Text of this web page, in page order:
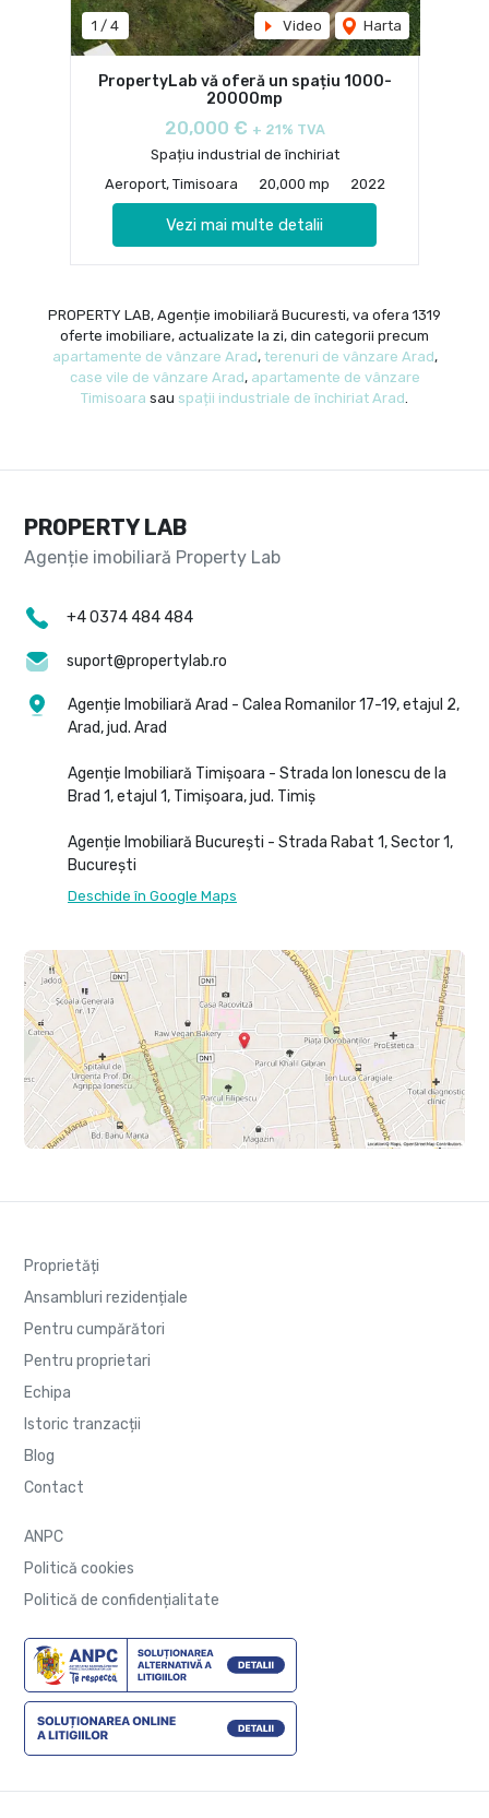
1 / 4 Video Harta
PropertyLab vă oferă un spațiu 1000-
20000mp
20,000 € + 21% TVA
Spațiu industrial de închiriat
Aeroport, Timisoara
20,000 mp 2022
Vezi mai multe detalii
PROPERTY LAB, Agenție imobiliară Bucuresti, va ofera 1319
oferte imobiliare, actualizate la zi, din categorii precum
apartamente de vânzare Arad, terenuri de vânzare Arad,
case vile de vânzare Arad, apartamente de vânzare
Timisoara sau spații industriale de închiriat Arad
PROPERTY LAB
+4 0374 484 484
suport@propertylab.ro
Agenție Imobiliară Arad - Calea Romanilor 17-19, etajul 2,
Arad, jud. Arad
Agenție Imobiliară Timișoara - Strada Ion Ionescu de la
Brad 1, etajul 1, Timișoara, jud. Timiș
Agenție Imobiliară București - Strada Rabat 1, Sector 1,
București
Deschide în Google Maps
Proprietăți
Ansambluri rezidențiale
Pentru cumpărători
Pentru proprietari
Echipa
Istoric tranzacții
Blog
Contact
ANPC
Politică cookies
Politică de confidențialitate